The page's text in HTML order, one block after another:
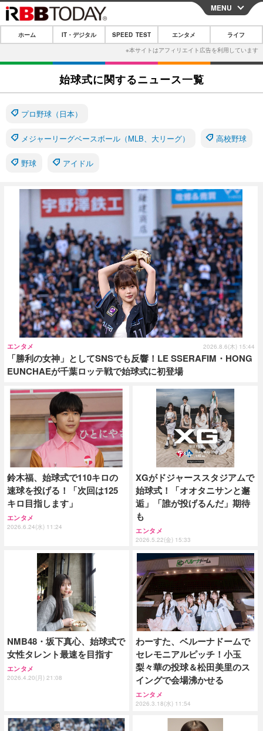
CLOSE
ホーム
IT・デジタル
IT・デジタルTOP スマートフォン
ネタ
ショッピング その他
エンタメ
エンタメTOP 映画・ドラマ
韓流・K-POP
グラビア ブログ
ショッピング その他
ライフ
ライフTOP
ペット ショッピング
その他
リリース一覧
プッシュ通知の停止方法
MENU
ホーム IT・デジタル SPEED TEST エンタメ ライフ
始球式に関するニュース一覧
プロ野球（日本）
メジャーリーグベースボール（MLB、大リーグ） 高校野球
野球 アイドル
「勝利の女神」としてSNSでも反響！LE SSERAFIM・HONG
EUNCHAEが千葉ロッテ戦で始球式に初登場
エンタメ 2026.8.6(木) 15:44
鈴木福、始球式で110キロの
速球を投げる！「次回は125
キロ目指します」
エンタメ
2026.6.24(水) 11:24
XGがドジャーススタジアムで
始球式！「オオタニサンと邂
逅」「誰が投げるんだ」期待
も
エンタメ
2026.5.22(金) 15:33
NMB48・坂下真心、始球式で
女性タレント最速を目指す
エンタメ
2026.4.20(月) 21:08
わーすた、ベルーナドームで
セレモニアルピッチ！小玉
梨々華の投球＆松田美里のス
イングで会場沸かせる
エンタメ
2026.3.18(水) 11:54